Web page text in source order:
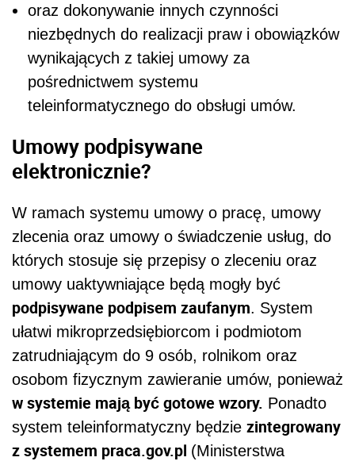
oraz dokonywanie innych czynności
niezbędnych do realizacji praw i obowiązków
wynikających z takiej umowy za
pośrednictwem systemu
teleinformatycznego do obsługi umów.
Umowy podpisywane
elektronicznie?
W ramach systemu umowy o pracę, umowy
zlecenia oraz umowy o świadczenie usług, do
których stosuje się przepisy o zleceniu oraz
umowy uaktywniające będą mogły być
podpisywane podpisem zaufanym. System
ułatwi mikroprzedsiębiorcom i podmiotom
zatrudniającym do 9 osób, rolnikom oraz
osobom fizycznym zawieranie umów, ponieważ
w systemie mają być gotowe wzory. Ponadto
system teleinformatyczny będzie zintegrowany
z systemem praca.gov.pl (Ministerstwa